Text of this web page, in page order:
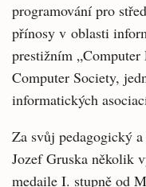
programování pro
přínosy v oblasti
prestižním
Computer Society,
informatických
Za svůj pedagogický
Jozef Gruska několik
medaile I. stupně od